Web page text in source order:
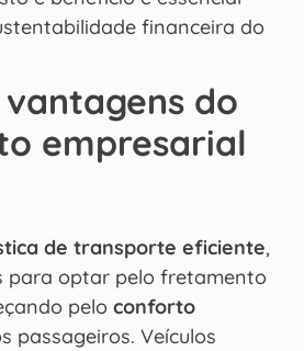
financeira do
do
empresarial
de transporte eficiente,
para optar pelo fretamento
pelo conforto
passageiros. Veículos